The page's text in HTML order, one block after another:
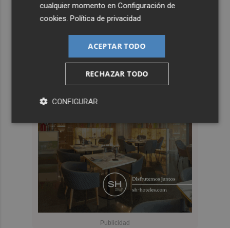
cualquier momento enConfiguración de
cookies .Política de privacidad
ACEPTAR TODO
RECHAZAR TODO
CONFIGURAR